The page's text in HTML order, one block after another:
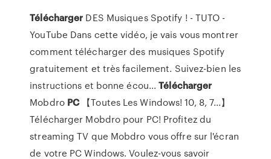
Télécharger DES Musiques Spotify ! - TUTO -
YouTube Dans cette vidéo, je vais vous montrer
comment télécharger des musiques Spotify
gratuitement et très facilement. Suivez-bien les
instructions et bonne écou...Télécharger
Mobdro PC【Toutes Les Windows! 10, 8, 7...】
Télécharger Mobdro pour PC! Profitez du
streaming TV que Mobdro vous offre sur l'écran
de votre PC Windows. Voulez-vous savoir